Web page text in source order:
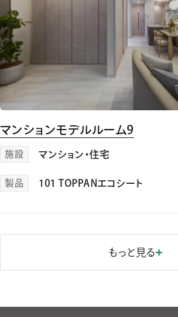
マンションモデルルーム9
施設 マンション・住宅
製品 101 TOPPANエコシート
もっと見る